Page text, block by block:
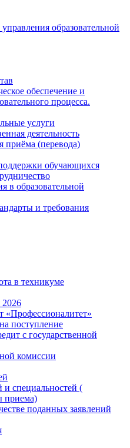
образовательной
обеспечение и
процесса.
услуги
деятельность
приёма (перевода)
обучающихся
в образовательной
и требования
в техникуме
«Профессионалитет»
поступление
с государственной
комиссии
и специальностей (
приема)
поданных заявлений